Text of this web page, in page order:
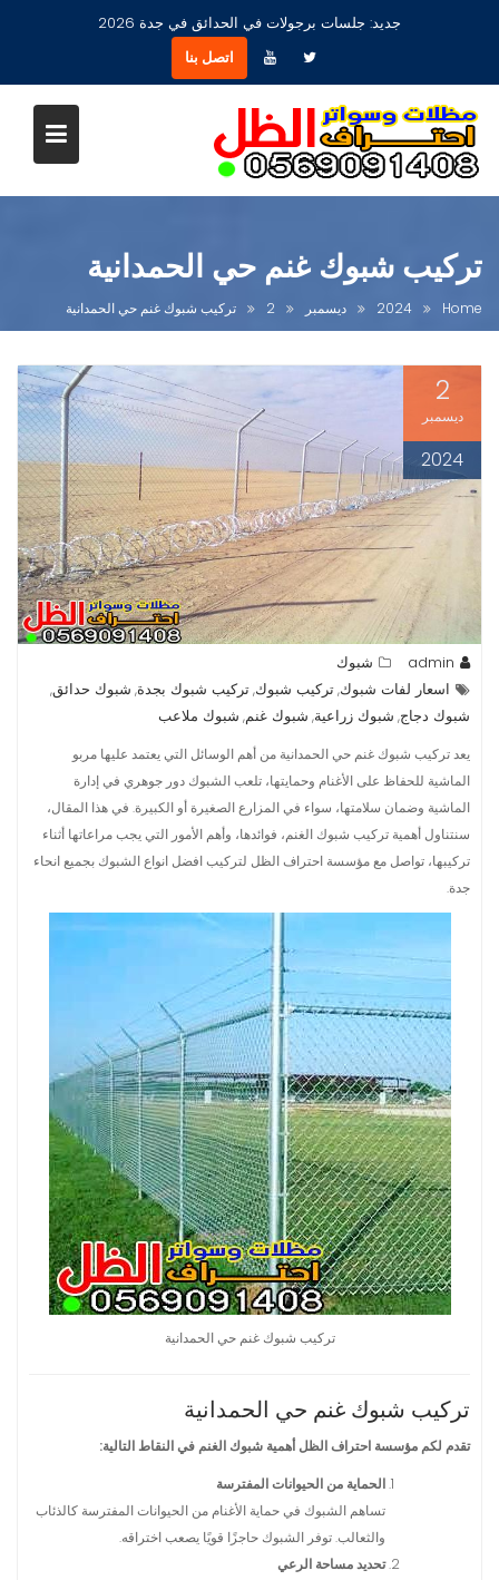
مظلات جلسات حدائق أشكال مودرن عصرية جديدة بجدة
اتصل بنا
تركيب شبوك غنم حي الحمدانية
Home
2024 ديسمبر 2 تركيب شبوك غنم حي الحمدانية
2
ديسمبر
2024
admin
شبوك
اسعار لفات شبوك,تركيب شبوك,تركيب شبوك بجدة, شبوك حدائق,
شبوك دجاج, شبوك زراعية, شبوك غنم, شبوك ملاعب
يعد تركيب شبوك غنم حي الحمدانية من أهم الوسائل التي يعتمد عليها مربو
الماشية للحفاظ على الأغنام وحمايتها، تلعب الشبوك دور جوهري في إدارة
الماشية وضمان سلامتها، سواء في المزارع الصغيرة أو الكبيرة. في هذا المقال،
سنتناول أهمية تركيب شبوك الغنم، فوائدها، وأهم الأمور التي يجب مراعاتها أثناء
تركيبها، تواصل مع مؤسسة احتراف الظل لتركيب افضل انواع الشبوك بجميع انحاء
جدة.
تركيب شبوك غنم حي الحمدانية
تركيب شبوك غنم حي الحمدانية
تقدم لكم مؤسسة احتراف الظل أهمية شبوك الغنم في النقاط التالية:
الحماية من الحيوانات المفترسة
تساهم الشبوك في حماية الأغنام من الحيوانات المفترسة كالذئاب
والثعالب. توفر الشبوك حاجزًا قويًا يصعب اختراقه.
تحديد مساحة الرعي